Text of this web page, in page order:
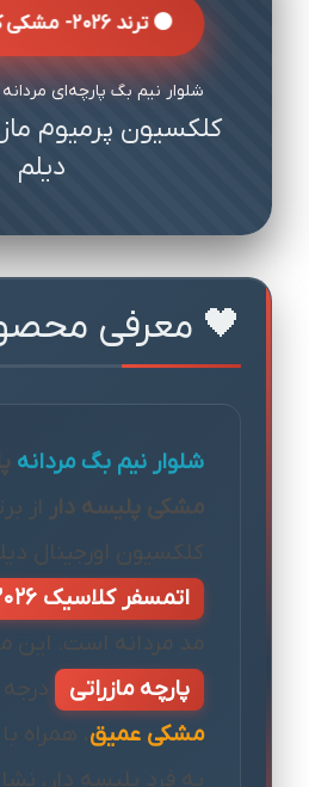
⚫ ترند 2026- مشکی کلاسیک ⚫
شلوار نیم بگ پارچه‌ای
کلکسیون پرمیوم
دیلم
🖤 معرفی
شلوار نیم بگ مردانه
مشکی پلیسه دار از
کلکسیون اورجینال
اتمسفر کلاسیک 2026
مد مردانه است. این
پارچه مازراتی
مشکی عمیق، همراه
به فرد پلیسه دار،